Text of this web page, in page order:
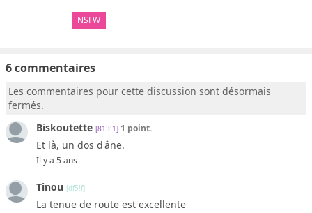
NSFW
6 commentaires
Les commentaires pour cette discussion sont désormais
fermés.
Biskoutette [813!1] 1 point.
Et là, un dos d'âne.
Il y a 5 ans
Tinou [df5!f]
La tenue de route est excellente